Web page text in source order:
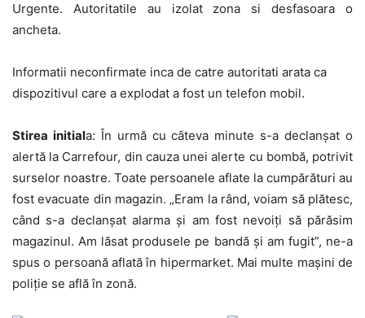
Urgente. Autoritatile au izolat zona si desfasoara o
ancheta.
Informatii neconfirmate inca de catre autoritati arata ca
dispozitivul care a explodat a fost un telefon mobil.
Stirea initiala: În urmă cu câteva minute s-a declanșat o
alertă la Carrefour, din cauza unei alerte cu bombă, potrivit
surselor noastre. Toate persoanele aflate la cumpărături au
fost evacuate din magazin. „Eram la rând, voiam să plătesc,
când s-a declanșat alarma și am fost nevoiți să părăsim
magazinul. Am lăsat produsele pe bandă și am fugit”, ne-a
spus o persoană aflată în hipermarket. Mai multe mașini de
poliție se află în zonă.